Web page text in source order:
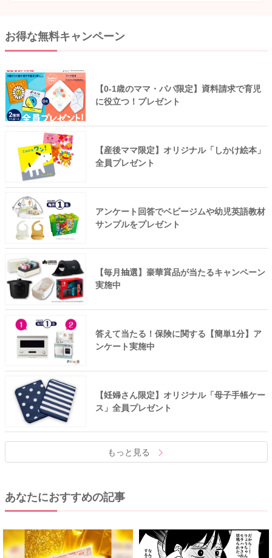
お得な無料キャンペーン
【0-1歳のママ・パパ限定】資料請求で育児
に役立つ！プレゼント
【産後ママ限定】オリジナル「しかけ絵本」
全員プレゼント
アンケート回答でベビージムや幼児英語教材
サンプルをプレゼント
【毎月抽選】豪華賞品が当たるキャンペーン
実施中
答えて当たる！保険に関する【簡単1分】ア
ンケート実施中
【妊婦さん限定】オリジナル「母子手帳ケー
ス」全員プレゼント
もっと見る
あなたにおすすめの記事